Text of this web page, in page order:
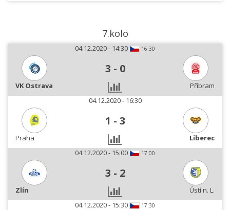
7.kolo
04.12.2020 - 14:30 16:30
3 - 0
VK Ostrava
Příbram
04.12.2020 - 16:30
1 - 3
Praha
Liberec
04.12.2020 - 15:00
17:00
3 - 2
Zlín
Ústí n. L.
04.12.2020 - 15:30
17:30